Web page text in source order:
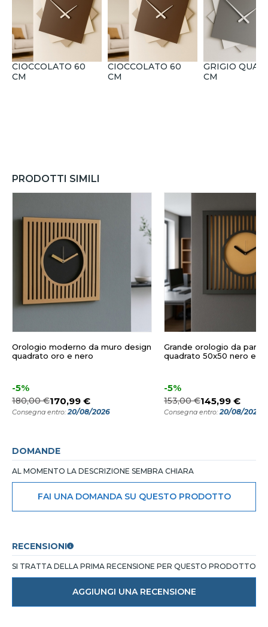
CIOCCOLATO 60
CM
CIOCCOLATO 60
CM
GRIGIO
CM
PRODOTTI SIMILI
Orologio moderno da muro design
quadrato oro e nero
-5%
180,00 €170,99 €
Consegna entro:20/08/2026
Grande orologio da
quadrato 50x50 nero e
-5%
153,00 €145,99 €
Consegna entro:20/08/2026
DOMANDE
AL MOMENTO LA DESCRIZIONE SEMBRA CHIARA
FAI UNA DOMANDA SU QUESTO PRODOTTO
RECENSIONI
SI TRATTA DELLA PRIMA RECENSIONE PER QUESTO PRODOTTO
AGGIUNGI UNA RECENSIONE